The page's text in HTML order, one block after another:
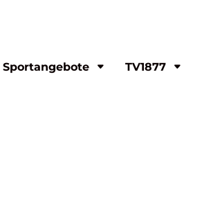
Sportangebote TV1877